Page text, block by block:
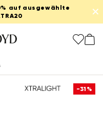
auf ausgewählte
✕
-31%